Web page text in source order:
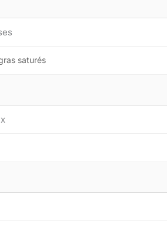
saturés